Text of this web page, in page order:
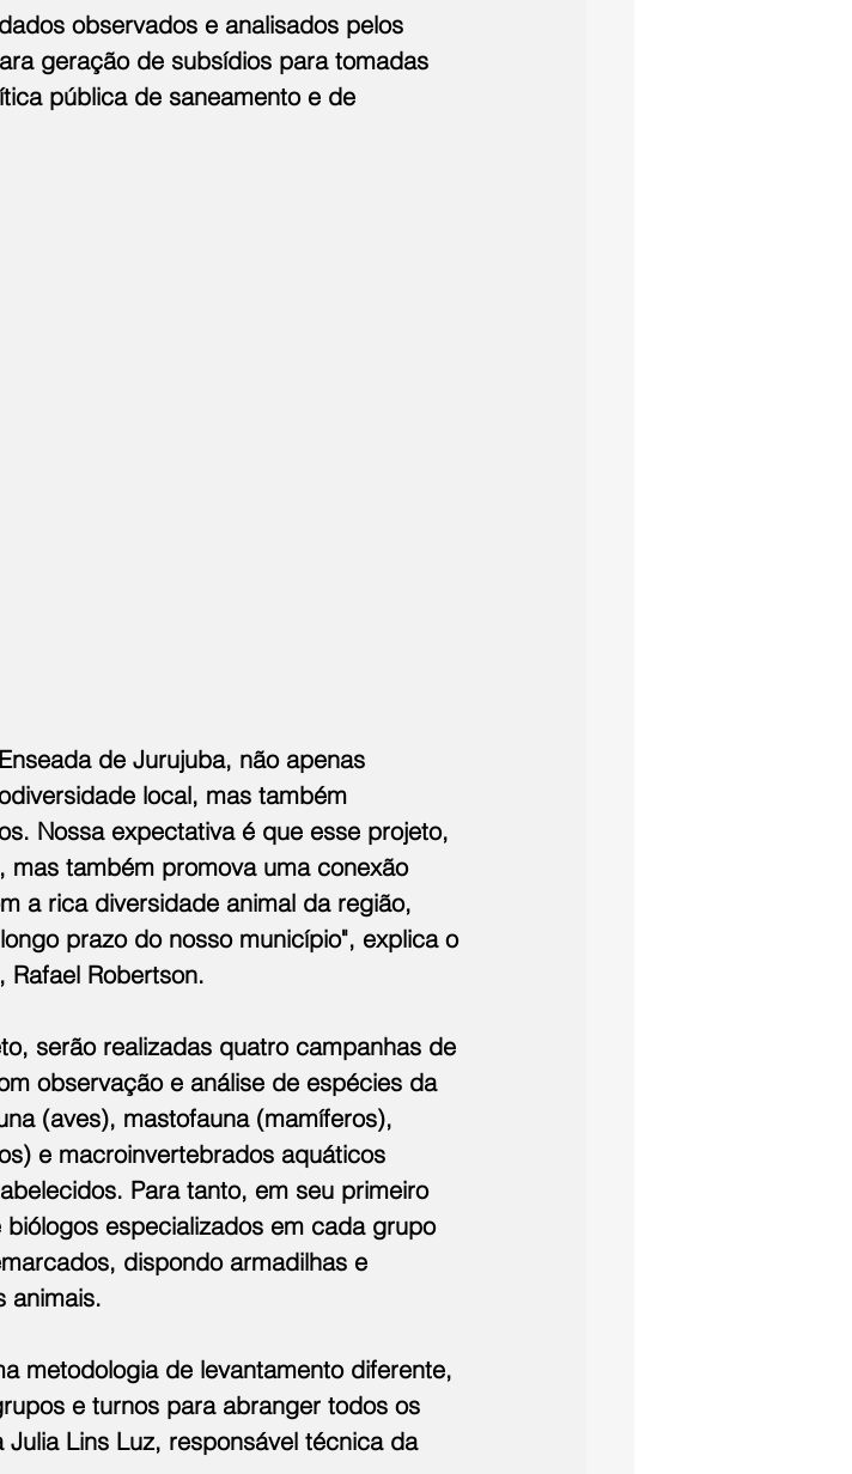
observados e analisados pelos
geração de subsídios para tomadas
pública de saneamento e de
de Jurujuba, não apenas
local, mas também
Nossa expectativa é que esse projeto,
também promova uma conexão
a rica diversidade animal da região,
prazo do nosso município", explica o
Rafael Robertson.
serão realizadas quatro campanhas de
observação e análise de espécies da
(aves), mastofauna (mamíferos),
e macroinvertebrados aquáticos
Para tanto, em seu primeiro
especializados em cada grupo
dispondo armadilhas e
animais.
metodologia de levantamento diferente,
e turnos para abranger todos os
Lins Luz, responsável técnica da